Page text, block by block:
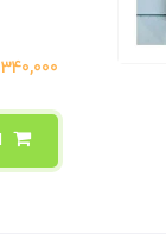
340,000